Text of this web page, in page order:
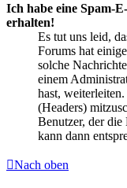
Ich habe eine Spam-
erhalten!
Es tut uns leid,
Forums hat
solche
einem
hast,
(Headers)
Benutzer, der
kann dann
Nach oben